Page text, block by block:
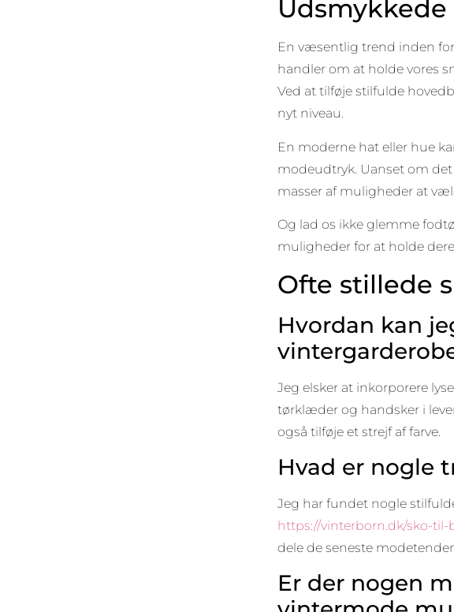
En væsentlig trend inden
handler om at holde vores
Ved at tilføje stilfulde
nyt niveau.
En moderne hat eller hue
modeudtryk. Uanset om
masser af muligheder at
Og lad os ikke glemme
muligheder for at holde
Ofte stillede
Hvordan kan
Jeg elsker at inkorporere
tørklæder og handsker i
også tilføje et strejf af farve.
Hvad er nogle
Jeg har fundet nogle
https://vinterborn.dk/sko-til-
dele de seneste
Er der nogen